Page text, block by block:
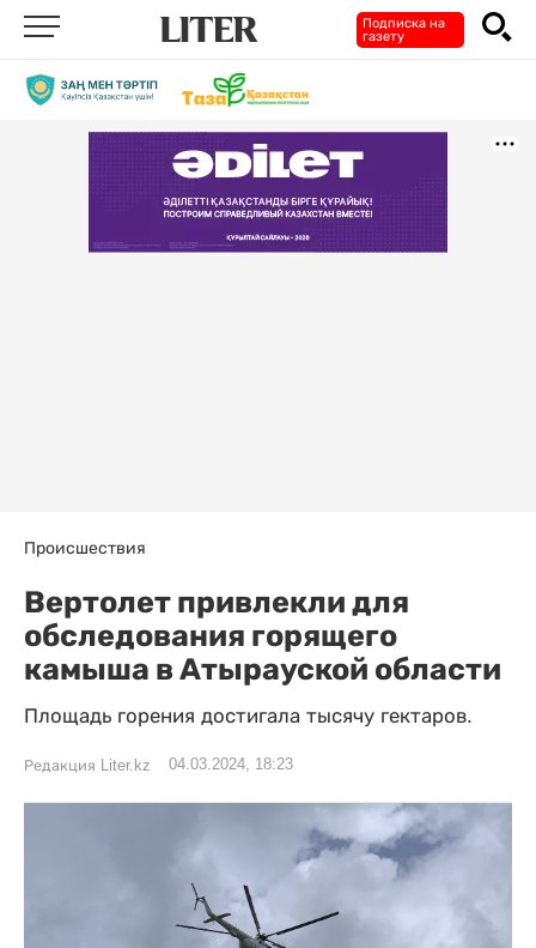
Подписка на
газету
Происшествия
Вертолет привлекли для
обследования горящего
камыша в Атырауской области
Площадь горения достигала тысячу гектаров.
Редакция Liter.kz 04.03.2024, 18:23